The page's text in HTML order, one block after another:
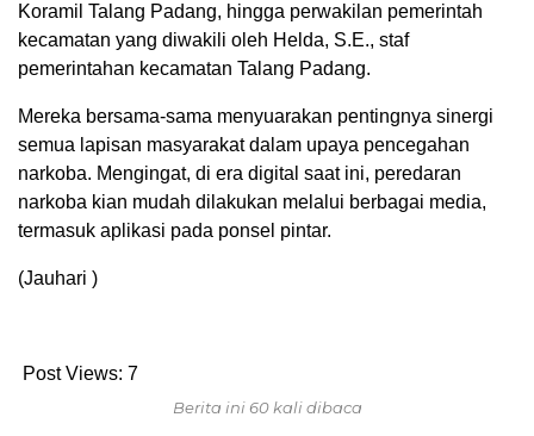
Koramil Talang Padang, hingga perwakilan pemerintah
kecamatan yang diwakili oleh Helda, S.E., staf
pemerintahan kecamatan Talang Padang.
Mereka bersama-sama menyuarakan pentingnya sinergi
semua lapisan masyarakat dalam upaya pencegahan
narkoba. Mengingat, di era digital saat ini, peredaran
narkoba kian mudah dilakukan melalui berbagai media,
termasuk aplikasi pada ponsel pintar.
(Jauhari )
Post Views: 7
Berita ini 60 kali dibaca